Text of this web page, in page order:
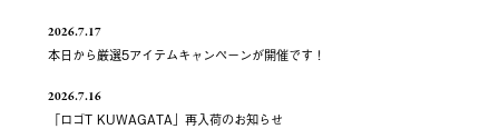
2026.7.17
本日から厳選5アイテムキャンペーンが開催です！
2026.7.16
「ロゴT KUWAGATA」再入荷のお知らせ